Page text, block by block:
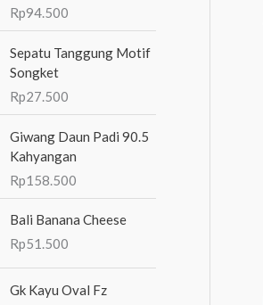
Rp94.500
Sepatu Tanggung Motif
Songket
Rp27.500
Giwang Daun Padi 90.5
Kahyangan
Rp158.500
Bali Banana Cheese
Rp51.500
Gk Kayu Oval Fz